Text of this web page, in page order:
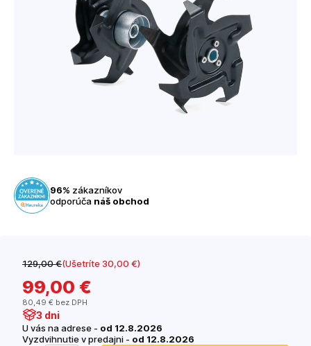
96% zákazníkov
odporúča náš obchod
129,00 €(Ušetríte 30,00 €)
99,00 €
80,49 € bez DPH
3 dni
U vás na adrese - od 12.8.2026
Vyzdvihnutie v predajni - od 12.8.2026